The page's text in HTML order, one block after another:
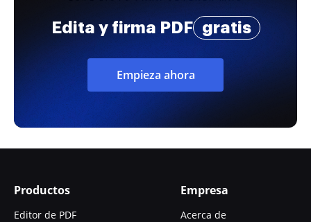
Edita y firma PDF gratis
Empieza ahora
Productos
Editor de PDF
Empresa
Acerca de